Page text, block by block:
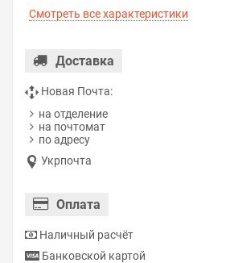
Смотреть все характеристики
Доставка
Новая Почта:
на отделение
на почтомат
по адресу
Укрпочта
Оплата
Наличный расчёт
Банковской картой